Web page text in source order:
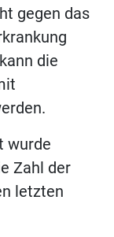
gegen das
die
wurde
Zahl der
letzten